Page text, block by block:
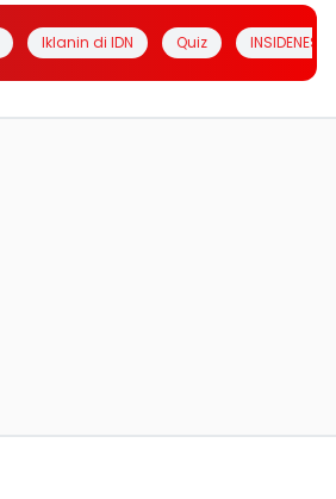
Iklanin di IDN Quiz INSIDENESIA